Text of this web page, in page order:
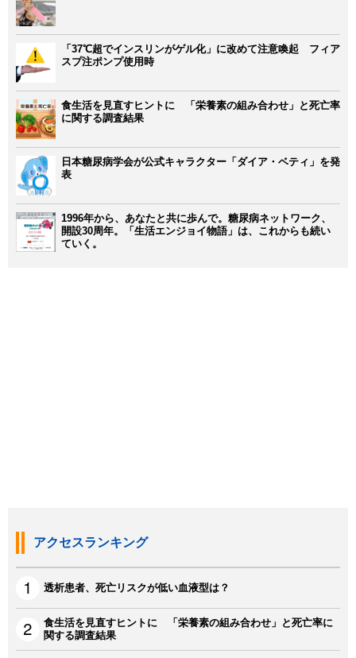
「37℃超でインスリンがゲル化」に改めて注意喚起 フィア
スプ注ポンプ使用時
食生活を見直すヒントに 「栄養素の組み合わせ」と死亡率
に関する調査結果
日本糖尿病学会が公式キャラクター「ダイア・ベティ」を発
表
1996年から、あなたと共に歩んで。糖尿病ネットワーク、
開設30周年。「生活エンジョイ物語」は、これからも続い
ていく。
アクセスランキング
透析患者、死亡リスクが低い血液型は？
食生活を見直すヒントに 「栄養素の組み合わせ」と死亡率に
関する調査結果